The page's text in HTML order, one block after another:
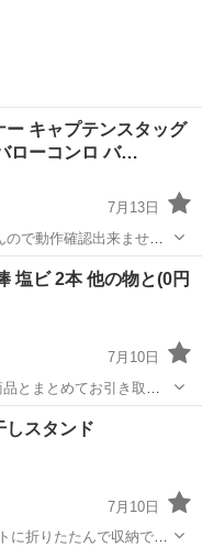
ー キャプテンスタッグ
ローコンロ バ…
7月13日
ので動作確認出来ませ
（ツイン）は新品未使
、アルミグリドルは3回ほ
コンロ
塩ビ 2本 他の物と(0円
7月10日
スタンド
7月10日